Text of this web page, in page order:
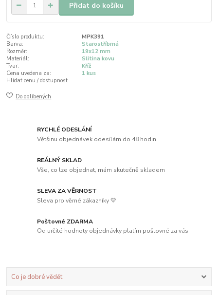
Přidat do košíku
Číslo produktu:
MPK391
Barva:
Starostříbrná
Rozměr:
19x12 mm
Materiál:
Slitina kovu
Tvar:
Kříž
Cena uvedena za:
1 kus
Hlídat cenu / dostupnost
Do oblíbených
RYCHLÉ ODESLÁNÍ
Většinu objednávek odesílám do 48 hodin
REÁLNÝ SKLAD
Vše, co lze objednat, mám skutečně skladem
SLEVA ZA VĚRNOST
Sleva pro věrné zákazníky 💛
Poštovné ZDARMA
Od určité hodnoty objednávky platím poštovné za vás
Co je dobré vědět: